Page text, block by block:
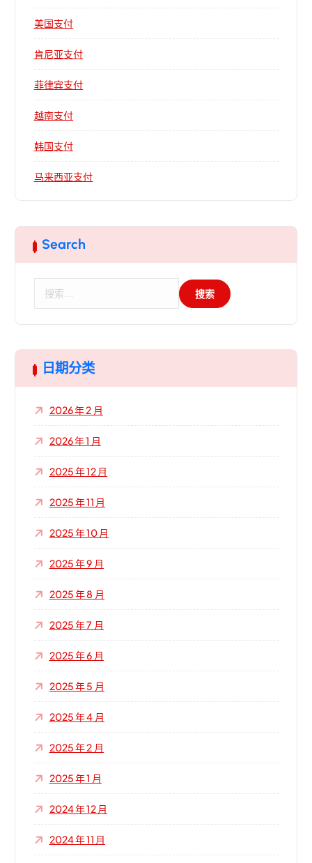
美国支付
肯尼亚支付
菲律宾支付
越南支付
韩国支付
马来西亚支付
Search
日期分类
2026 年 2 月
2026 年 1 月
2025 年 12 月
2025 年 11 月
2025 年 10 月
2025 年 9 月
2025 年 8 月
2025 年 7 月
2025 年 6 月
2025 年 5 月
2025 年 4 月
2025 年 2 月
2025 年 1 月
2024 年 12 月
2024 年 11 月